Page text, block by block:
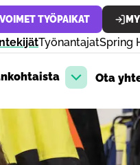
TYÖPAIKAT
TyönantajatSpring
AvaaOta